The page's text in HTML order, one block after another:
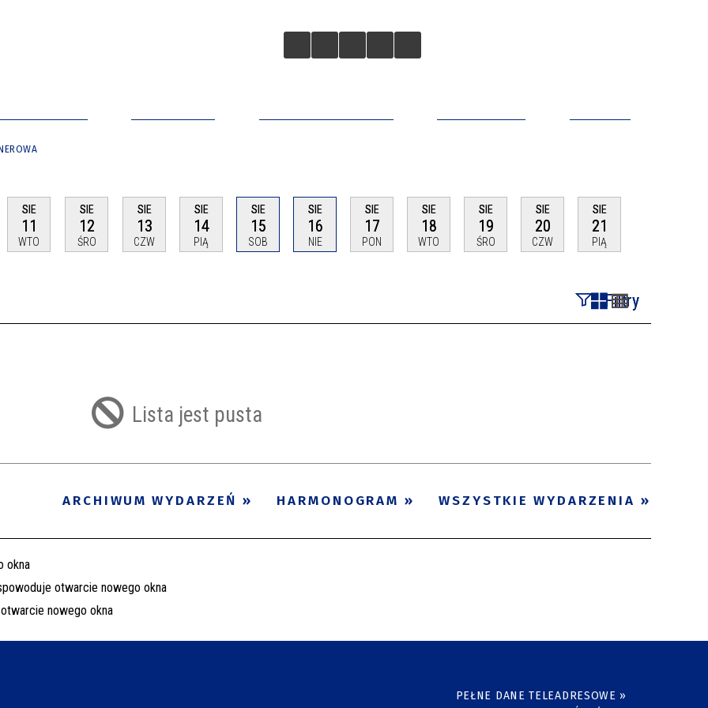
SIE
11
WTO
SIE
12
ŚRO
SIE
13
CZW
SIE
14
PIĄ
SIE
15
SOB
SIE
16
NIE
SIE
17
PON
SIE
18
WTO
SIE
19
ŚRO
SIE
20
CZW
SIE
21
PIĄ
Filtry
Miejsce
Lista jest pusta
WSZYSTKIE WYDARZENIA
HARMONOGRAM
ARCHIWUM WYDARZEŃ
PEŁNE DANE TELEADRESOWE »